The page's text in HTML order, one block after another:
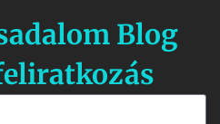
Blog